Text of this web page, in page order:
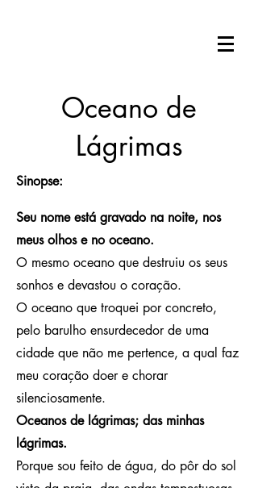
Oceano de
Lágrimas
Sinopse:
Seu nome está gravado na noite, nos
meus olhos e no oceano.
O mesmo oceano que destruiu os seus
sonhos e devastou o coração.
O oceano que troquei por concreto,
pelo barulho ensurdecedor de uma
cidade que não me pertence, a qual faz
meu coração doer e chorar
silenciosamente.
Oceanos de lágrimas; das minhas
lágrimas.
Porque sou feito de água, do pôr do sol